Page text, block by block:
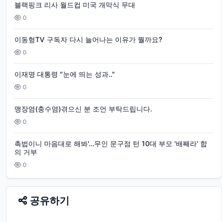
블랙핑크 리사 월드컵 미국 개막식 무대
0
이동형TV 구독자 다시 늘어나는 이유가 뭘까요?
0
이재명 대통령 "눈에 띄는 성과.."
0
맹장염(충수염)겪으신 분 조언 부탁드립니다.
0
촉법이니 마음대로 해봐'…무인 문구점 턴 10대 부모 '배째라' 합
의 거부
0
공유하기